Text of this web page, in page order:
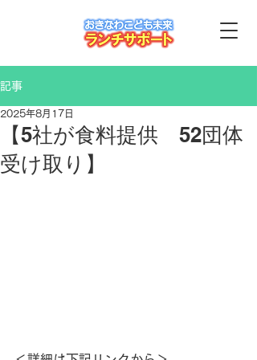
記事
【5社が食料提供 52団体
受け取り】
2025年8月17日